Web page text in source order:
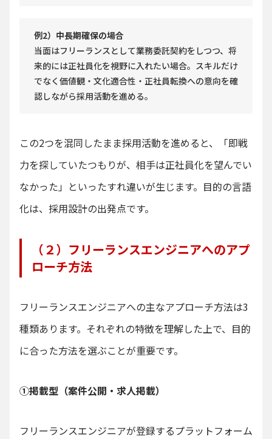
例2）中長期確保の場合
当面はフリーランスとして業務委託契約をしつつ、将
来的には正社員化を視野に入れたい場合。スキルだけ
でなく価値観・文化適合性・正社員転換への意向を確
認しながら採用活動を進める。
この2つを混同したまま採用活動を進めると、「即戦
力を探していたつもりが、相手は正社員化を望んでい
なかった」といったすれ違いが生じます。目的の言語
化は、採用設計の出発点です。
（２）フリーランスエンジニアへのアプ
ローチ方法
フリーランスエンジニアへの主なアプローチ方法は3
種類あります。それぞれの特徴を理解した上で、目的
に合った方法を選ぶことが重要です。
①掲載型（案件公開・求人掲載）
フリーランスエンジニアが登録するプラットフォーム